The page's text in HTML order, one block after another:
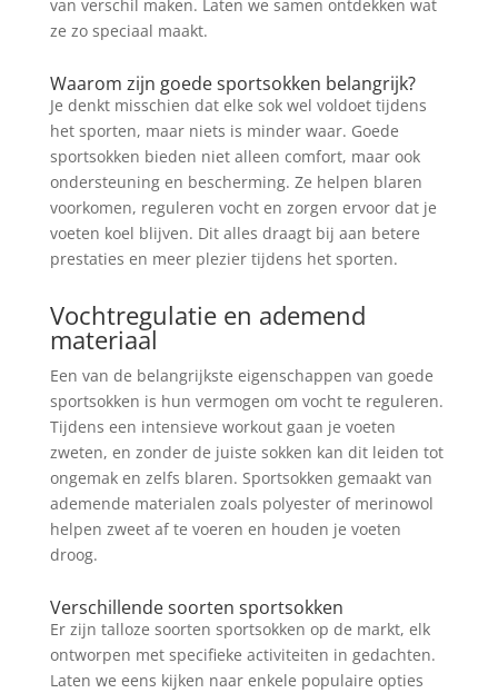
van verschil maken. Laten we samen ontdekken wat
ze zo speciaal maakt.
Waarom zijn goede sportsokken belangrijk?
Je denkt misschien dat elke sok wel voldoet tijdens
het sporten, maar niets is minder waar. Goede
sportsokken bieden niet alleen comfort, maar ook
ondersteuning en bescherming. Ze helpen blaren
voorkomen, reguleren vocht en zorgen ervoor dat je
voeten koel blijven. Dit alles draagt bij aan betere
prestaties en meer plezier tijdens het sporten.
Vochtregulatie en ademend
materiaal
Een van de belangrijkste eigenschappen van goede
sportsokken is hun vermogen om vocht te reguleren.
Tijdens een intensieve workout gaan je voeten
zweten, en zonder de juiste sokken kan dit leiden tot
ongemak en zelfs blaren. Sportsokken gemaakt van
ademende materialen zoals polyester of merinowol
helpen zweet af te voeren en houden je voeten
droog.
Verschillende soorten sportsokken
Er zijn talloze soorten sportsokken op de markt, elk
ontworpen met specifieke activiteiten in gedachten.
Laten we eens kijken naar enkele populaire opties